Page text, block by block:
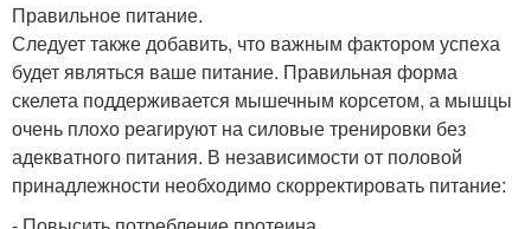
Правильное питание.
Следует также добавить, что важным фактором успеха
будет являться ваше питание. Правильная форма
скелета поддерживается мышечным корсетом, а мышцы
очень плохо реагируют на силовые тренировки без
адекватного питания. В независимости от половой
принадлежности необходимо скорректировать питание: